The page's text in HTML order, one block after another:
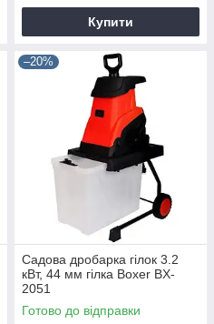
Купити
–20%
Садова дробарка гілок 3.2
кВт, 44 мм гілка Boxer BX-
2051
Готово до відправки